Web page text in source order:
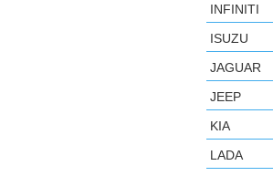
INFINITI
ISUZU
JAGUAR
JEEP
KIA
LADA